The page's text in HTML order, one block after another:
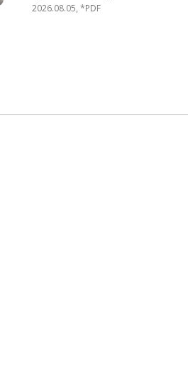
2026.08.05, *PDF